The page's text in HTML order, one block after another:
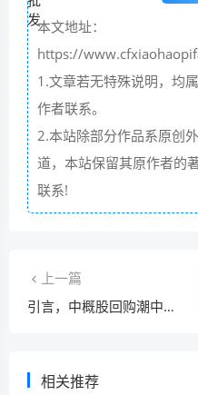
本文地址：
https://
1.文章若无特殊说明，均
作者联系。
2.本站除部分作品系原创
道，本站保留其原作者的
联系!
上一篇
引言，中概股回购潮中的信而富选择
相关推荐